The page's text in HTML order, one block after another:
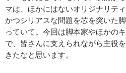
マは、ほかにはないオリジナリテ
かつシリアスな問題を芯を突いた
っていて。今回は脚本家やほかの
で、皆さんに支えられながら主役
きたなと思います。